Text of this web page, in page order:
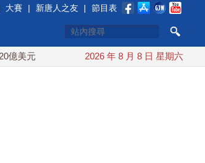
大賽 | 新唐人之友 | 節目表
中東局勢動盪 土耳其沙特巴基斯坦誓共同防禦
2026 年 8 月 8 日 星期六